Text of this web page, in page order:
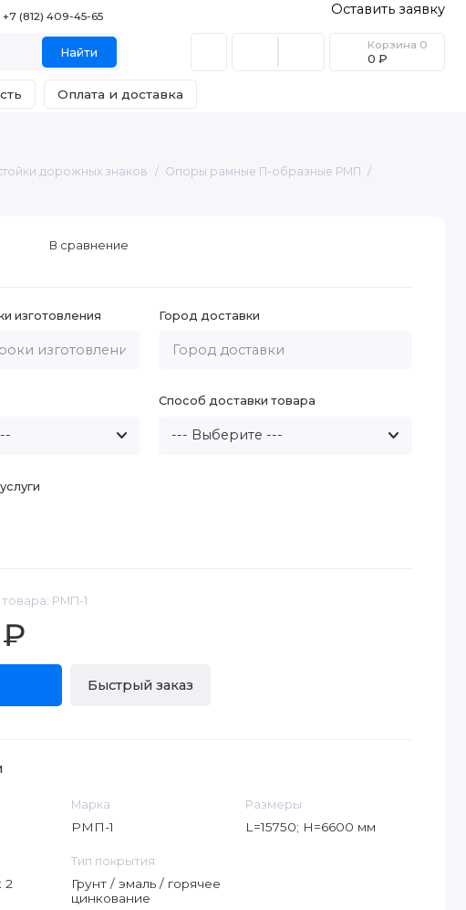
+7 (812) 409-45-65 Оставить заявку
Найти
Корзина 0
0 ₽
Оплата и доставка
дорожных знаков
Опоры рамные П-образные РМП
РМП-1
Быстрый заказ
В сравнение
изготовления Город доставки
Способ доставки товара
Марка
РМП-1
Размеры
L=15750; H=6600 мм
2
Тип покрытия
Грунт / эмаль / горячее
цинкование